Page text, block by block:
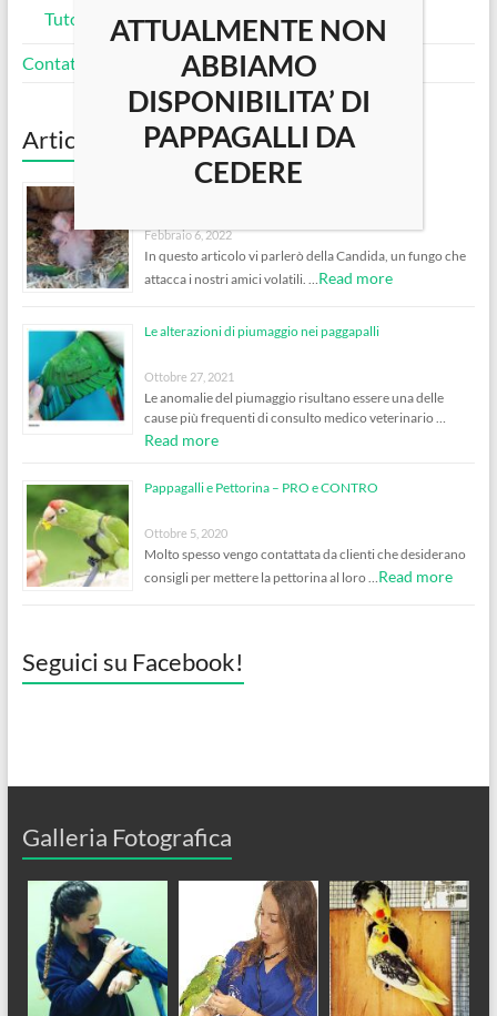
Tutorial, Guide e Consigli Utili
Contatti
Articoli Recenti
Infezione da Candida nei Pappagalli
Febbraio 6, 2022
In questo articolo vi parlerò della Candida, un fungo che
attacca i nostri amici volatili. … Read more
Le alterazioni di piumaggio nei paggapalli
Ottobre 27, 2021
Le anomalie del piumaggio risultano essere una delle
cause più frequenti di consulto medico veterinario …
Read more
Pappagalli e Pettorina – PRO e CONTRO
Ottobre 5, 2020
Molto spesso vengo contattata da clienti che desiderano
consigli per mettere la pettorina al loro … Read more
Seguici su Facebook!
Galleria Fotografica
ATTUALMENTE NON
ABBIAMO
DISPONIBILITA’ DI
PAPPAGALLI DA
CEDERE